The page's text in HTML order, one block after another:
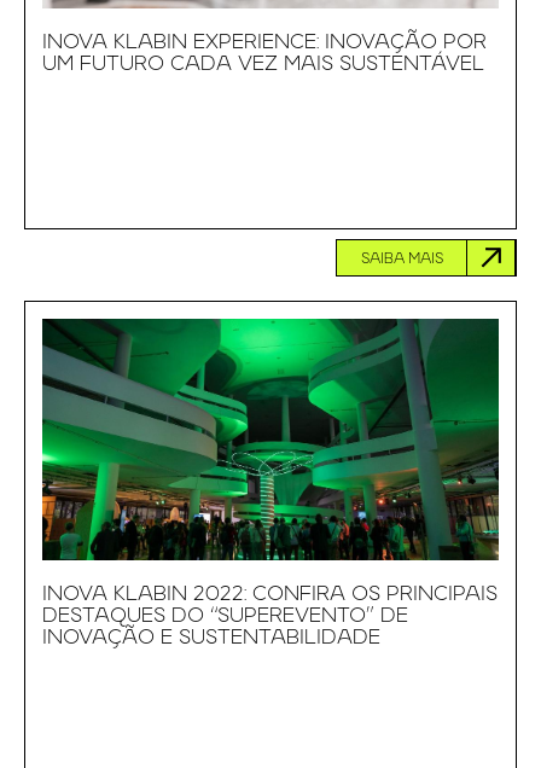
INOVA KLABIN EXPERIENCE: INOVAÇÃO POR
UM FUTURO CADA VEZ MAIS SUSTENTÁVEL
SAIBA MAIS
INOVA KLABIN 2022: CONFIRA OS PRINCIPAIS
DESTAQUES DO “SUPEREVENTO” DE
INOVAÇÃO E SUSTENTABILIDADE